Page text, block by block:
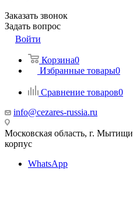
Заказать звонок
Задать вопрос
Войти
Корзина0
Избранные товары0
Сравнение товаров0
info@cezares-russia.ru
Московская область, г. Мытищи
корпус
WhatsApp